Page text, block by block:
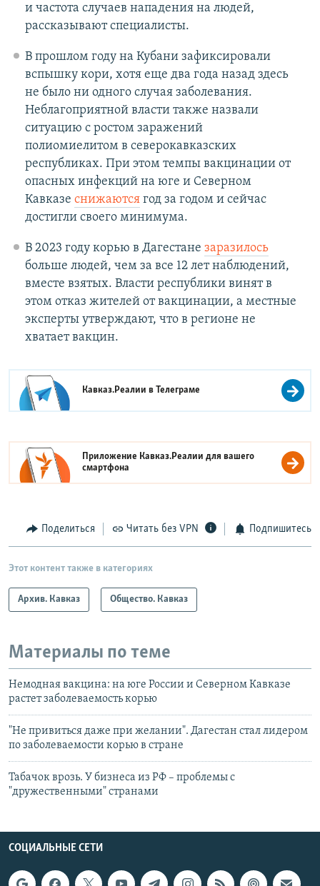
и частота случаев нападения на людей,
рассказывают специалисты.
В прошлом году на Кубани зафиксировали
вспышку кори, хотя еще два года назад здесь
не было ни одного случая заболевания.
Неблагоприятной власти также назвали
ситуацию с ростом заражений
полиомиелитом в северокавказских
республиках. При этом темпы вакцинации от
опасных инфекций на юге и Северном
Кавказе снижаютсягод за годом и сейчас
достигли своего минимума.
В 2023 году корью в Дагестане заразилось
больше людей, чем за все 12 лет наблюдений,
вместе взятых. Власти республики винят в
этом отказ жителей от вакцинации, а местные
эксперты утверждают, что в регионе не
хватает вакцин.
Кавказ.Реалии вТелеграме
Приложение Кавказ.Реалии для вашего
смартфона
Поделиться Читать без VPN Подпишитесь
Этот контент также в категориях
Архив. Кавказ Общество. Кавказ
Материалы по теме
Немодная вакцина: на юге России и Северном Кавказе
растет заболеваемость корью
"Не привиться даже при желании". Дагестан стал лидером
по заболеваемости корью в стране
Табачок врозь. У бизнеса из РФ – проблемы с
"дружественными" странами
СОЦИАЛЬНЫЕ СЕТИ